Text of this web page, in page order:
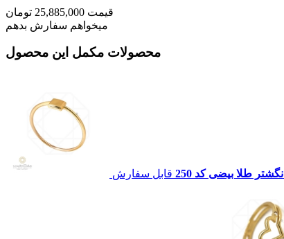
قیمت 25,885,000 تومان
میخواهم سفارش بدهم
محصولات مکمل این محصول
انگشتر طلا بیضی کد 250 قابل سفارش